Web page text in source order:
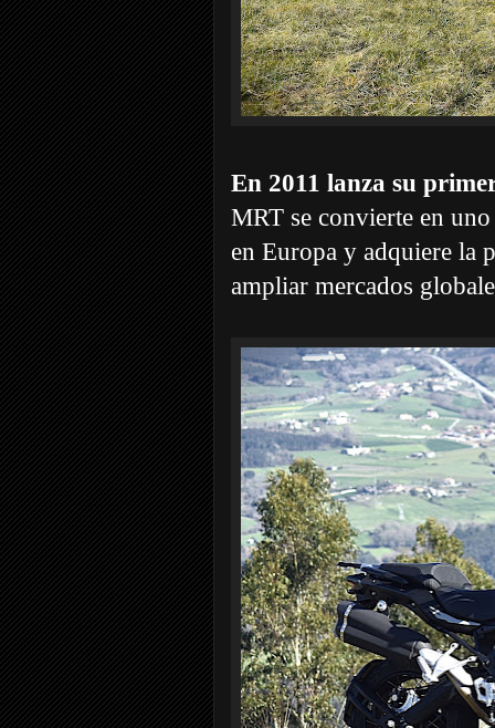
En 2011 lanza su
MRT se convierte en
en Europa y adquiere la
ampliar mercados